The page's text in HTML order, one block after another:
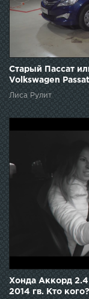
Старый Пассат
Volkswagen
Лиса Рулит
Хонда Аккорд
2014 гв. Кто